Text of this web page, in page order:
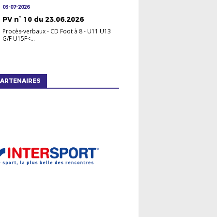
03-07-2026
PV n° 10 du 23.06.2026
Procès-verbaux- CD Foot à 8 - U11 U13
G/F U15F<...